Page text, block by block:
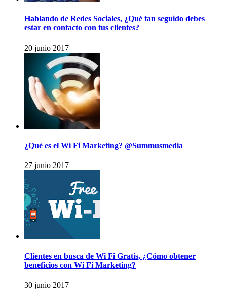
Hablando de Redes Sociales, ¿Qué tan seguido debes
estar en contacto con tus clientes?
20 junio 2017
¿Qué es el Wi Fi Marketing? @Summusmedia
27 junio 2017
Clientes en busca de Wi Fi Gratis, ¿Cómo obtener
beneficios con Wi Fi Marketing?
30 junio 2017